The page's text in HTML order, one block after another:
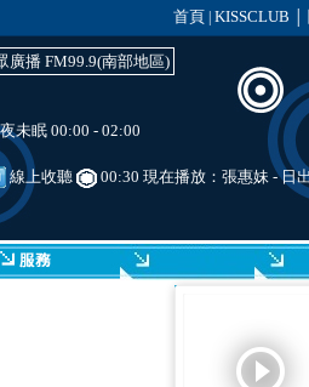
首頁 KISSCLUB
廣播 FM99.9(南部地區)
未眠 00:00 - 02:00
線上收聽 00:30 現在播放： 張惠妹-日出